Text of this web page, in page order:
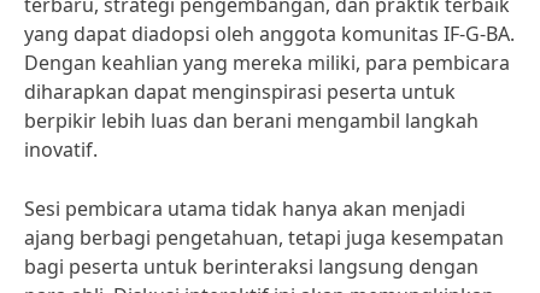
yang dapat diadopsi oleh anggota komunitas IF-G-BA.
Dengan keahlian yang mereka miliki, para pembicara
diharapkan dapat menginspirasi peserta untuk
berpikir lebih luas dan berani mengambil langkah
inovatif.
Sesi pembicara utama tidak hanya akan menjadi
ajang berbagi pengetahuan, tetapi juga kesempatan
bagi peserta untuk berinteraksi langsung dengan